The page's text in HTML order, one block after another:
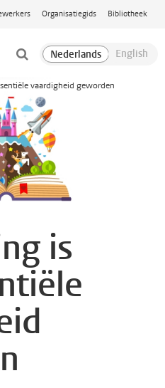
Organisatiegids Bibliotheek
vaardigheid geworden
is